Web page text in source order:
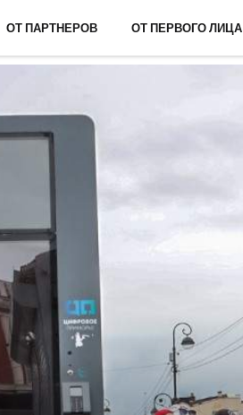
ОТ ПАРТНЕРОВ ОТ ПЕРВОГО ЛИЦА